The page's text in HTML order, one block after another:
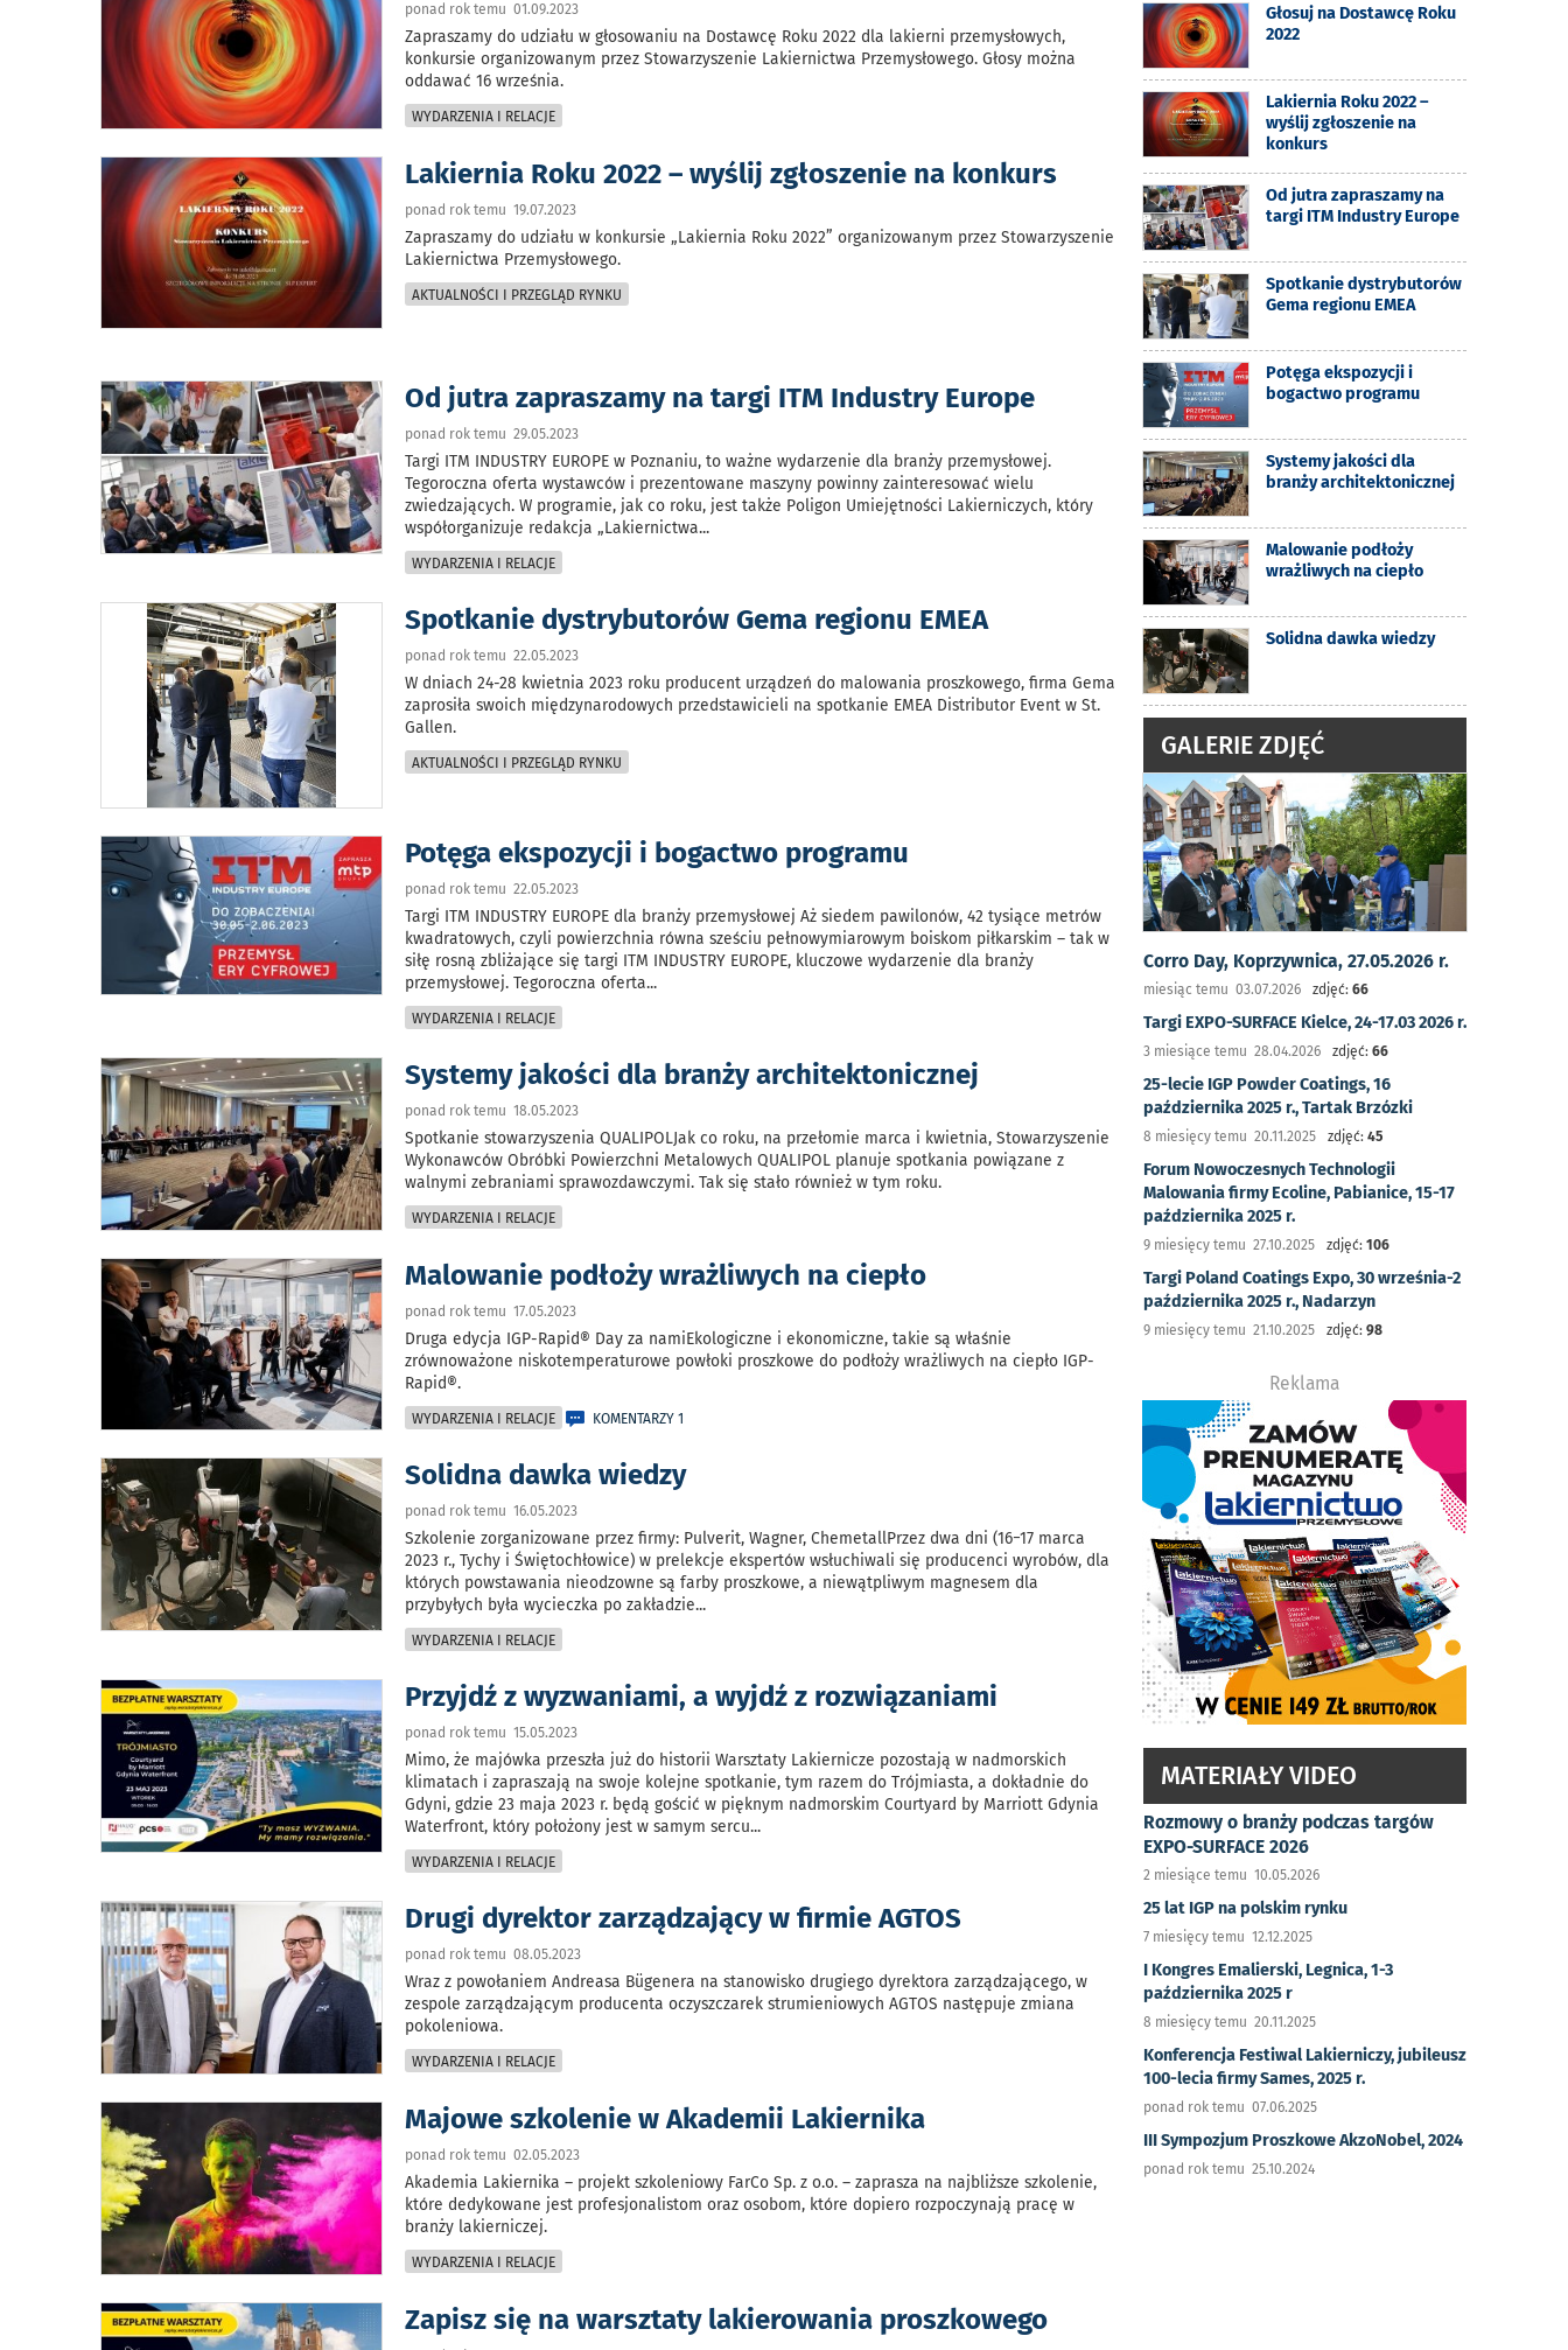
ponad rok temu 01.09.2023
Zapraszamy do udziału w głosowaniu na Dostawcę Roku 2022 dla lakierni przemysłowych,
konkursie organizowanym przez Stowarzyszenie Lakiernictwa Przemysłowego. Głosy można
oddawać 16 września.
WYDARZENIA I RELACJE
Lakiernia Roku 2022 – wyślij zgłoszenie na konkurs
ponad rok temu 19.07.2023
Zapraszamy do udziału w konkursie „Lakiernia Roku 2022” organizowanym przez Stowarzyszenie
Lakiernictwa Przemysłowego.
AKTUALNOŚCI I PRZEGLĄD RYNKU
Od jutra zapraszamy na targi ITM Industry Europe
ponad rok temu 29.05.2023
Targi ITM INDUSTRY EUROPE w Poznaniu, to ważne wydarzenie dla branży przemysłowej.
Tegoroczna oferta wystawców i prezentowane maszyny powinny zainteresować wielu
zwiedzających. W programie, jak co roku, jest także Poligon Umiejętności Lakierniczych, który
współorganizuje redakcja „Lakiernictwa...
WYDARZENIA I RELACJE
Spotkanie dystrybutorów Gema regionu EMEA
ponad rok temu 22.05.2023
W dniach 24-28 kwietnia 2023 roku producent urządzeń do malowania proszkowego, firma Gema
zaprosiła swoich międzynarodowych przedstawicieli na spotkanie EMEA Distributor Event w St.
Gallen.
AKTUALNOŚCI I PRZEGLĄD RYNKU
Potęga ekspozycji i bogactwo programu
ponad rok temu 22.05.2023
Targi ITM INDUSTRY EUROPE dla branży przemysłowej Aż siedem pawilonów, 42 tysiące metrów
kwadratowych, czyli powierzchnia równa sześciu pełnowymiarowym boiskom piłkarskim – tak w
siłę rosną zbliżające się targi ITM INDUSTRY EUROPE, kluczowe wydarzenie dla branży
przemysłowej. Tegoroczna oferta...
WYDARZENIA I RELACJE
Systemy jakości dla branży architektonicznej
ponad rok temu 18.05.2023
Spotkanie stowarzyszenia QUALIPOLJak co roku, na przełomie marca i kwietnia, Stowarzyszenie
Wykonawców Obróbki Powierzchni Metalowych QUALIPOL planuje spotkania powiązane z
walnymi zebraniami sprawozdawczymi. Tak się stało również w tym roku.
WYDARZENIA I RELACJE
Malowanie podłoży wrażliwych na ciepło
ponad rok temu 17.05.2023
Druga edycja IGP-Rapid® Day za namiEkologiczne i ekonomiczne, takie są właśnie
zrównoważone niskotemperaturowe powłoki proszkowe do podłoży wrażliwych na ciepło IGP-
Rapid®.
WYDARZENIA I RELACJE KOMENTARZY 1
Solidna dawka wiedzy
ponad rok temu 16.05.2023
Szkolenie zorganizowane przez firmy: Pulverit, Wagner, ChemetallPrzez dwa dni (16−17 marca
2023 r., Tychy i Świętochłowice) w prelekcje ekspertów wsłuchiwali się producenci wyrobów, dla
których powstawania nieodzowne są farby proszkowe, a niewątpliwym magnesem dla
przybyłych była wycieczka po zakładzie...
WYDARZENIA I RELACJE
Przyjdź z wyzwaniami, a wyjdź z rozwiązaniami
ponad rok temu 15.05.2023
Mimo, że majówka przeszła już do historii Warsztaty Lakiernicze pozostają w nadmorskich
klimatach i zapraszają na swoje kolejne spotkanie, tym razem do Trójmiasta, a dokładnie do
Gdyni, gdzie 23 maja 2023 r. będą gościć w pięknym nadmorskim Courtyard by Marriott Gdynia
Waterfront, który położony jest w samym sercu...
WYDARZENIA I RELACJE
Drugi dyrektor zarządzający w firmie AGTOS
ponad rok temu 08.05.2023
Wraz z powołaniem Andreasa Bügenera na stanowisko drugiego dyrektora zarządzającego, w
zespole zarządzającym producenta oczyszczarek strumieniowych AGTOS następuje zmiana
pokoleniowa.
WYDARZENIA I RELACJE
Majowe szkolenie w Akademii Lakiernika
ponad rok temu 02.05.2023
Akademia Lakiernika – projekt szkoleniowy FarCo Sp. z o.o. – zaprasza na najbliższe szkolenie,
które dedykowane jest profesjonalistom oraz osobom, które dopiero rozpoczynają pracę w
branży lakierniczej.
WYDARZENIA I RELACJE
Zapisz się na warsztaty lakierowania proszkowego
Głosuj na Dostawcę Roku
2022
Lakiernia Roku 2022 –
wyślij zgłoszenie na
konkurs
Od jutra zapraszamy na
targi ITM Industry Europe
Spotkanie dystrybutorów
Gema regionu EMEA
Potęga ekspozycji i
bogactwo programu
Systemy jakości dla
branży architektonicznej
Malowanie podłoży
wrażliwych na ciepło
Solidna dawka wiedzy
GALERIE ZDJĘĆ
Corro Day, Koprzywnica, 27.05.2026 r.
miesiąc temu 03.07.2026 zdjęć: 66
Targi EXPO-SURFACE Kielce, 24-17.03 2026 r.
3 miesiące temu 28.04.2026 zdjęć: 66
25-lecie IGP Powder Coatings, 16
października 2025 r., Tartak Brzózki
8 miesięcy temu 20.11.2025 zdjęć: 45
Forum Nowoczesnych Technologii
Malowania firmy Ecoline, Pabianice, 15-17
października 2025 r.
9 miesięcy temu 27.10.2025 zdjęć: 106
Targi Poland Coatings Expo, 30 września-2
października 2025 r., Nadarzyn
9 miesięcy temu 21.10.2025 zdjęć: 98
Reklama
MATERIAŁY VIDEO
Rozmowy o branży podczas targów
EXPO-SURFACE 2026
2 miesiące temu 10.05.2026
25 lat IGP na polskim rynku
7 miesięcy temu 12.12.2025
I Kongres Emalierski, Legnica, 1-3
października 2025 r
8 miesięcy temu 20.11.2025
Konferencja Festiwal Lakierniczy, jubileusz
100-lecia firmy Sames, 2025 r.
ponad rok temu 07.06.2025
III Sympozjum Proszkowe AkzoNobel, 2024
ponad rok temu 25.10.2024